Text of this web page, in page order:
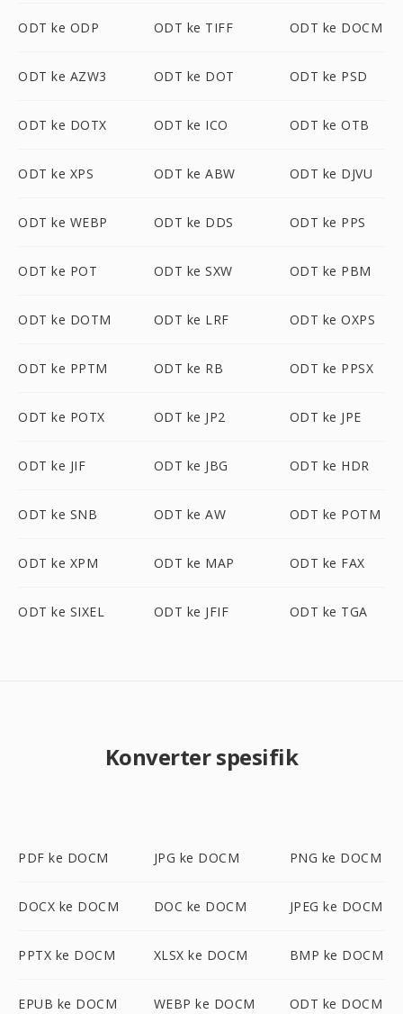
ODT ke ODP ODT ke TIFF ODT ke DOCM
ODT ke AZW3 ODT ke DOT ODT ke PSD
ODT ke DOTX ODT ke ICO ODT ke OTB
ODT ke XPS ODT ke ABW ODT ke DJVU
ODT ke WEBP ODT ke DDS ODT ke PPS
ODT ke POT ODT ke SXW ODT ke PBM
ODT ke DOTM ODT ke LRF ODT ke OXPS
ODT ke PPTM ODT ke RB ODT ke PPSX
ODT ke POTX ODT ke JP2 ODT ke JPE
ODT ke JIF ODT ke JBG ODT ke HDR
ODT ke SNB ODT ke AW ODT ke POTM
ODT ke XPM ODT ke MAP ODT ke FAX
ODT ke SIXEL ODT ke JFIF ODT ke TGA
Konverter spesifik
PDF ke DOCM JPG ke DOCM PNG ke DOCM
DOCX ke DOCM DOC ke DOCM JPEG ke DOCM
PPTX ke DOCM XLSX ke DOCM BMP ke DOCM
EPUB ke DOCM WEBP ke DOCM ODT ke DOCM